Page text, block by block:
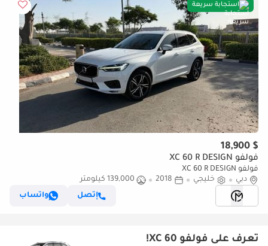
استجابة سريعة
$ 18,900
فولفو XC 60 R DESIGN
فولفو XC 60 R DESIGN
دبي
خليجي 2018
139,000 كيلومتر
إتصل
واتساب
تعرف على فولفو XC 60!